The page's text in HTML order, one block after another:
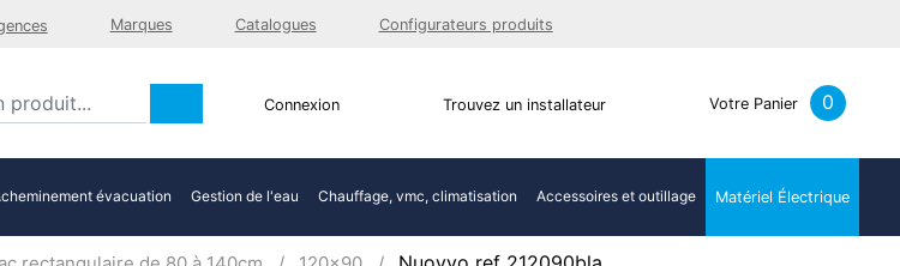
Marques Catalogues Configurateurs produits
Connexion Trouvez un installateur Votre Panier 0
évacuation Gestion de l'eau Chauffage, vmc, climatisation Accessoires et outillage Matériel Électrique